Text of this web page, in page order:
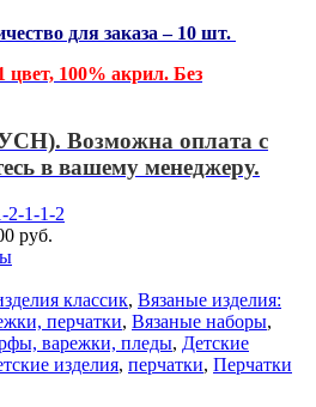
для заказа – 10 шт.
цвет, 100% акрил. Без
Возможна оплата с
в вашему менеджеру.
2-1-1-2
руб.
классик, Вязаные изделия:
перчатки, Вязаные наборы,
варежки, пледы, Детские
изделия, перчатки, Перчатки